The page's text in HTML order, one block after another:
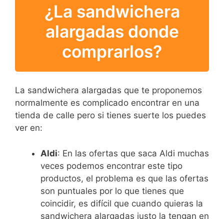
¿La sandwichera
alargadas donde
comprarlos?
La sandwichera alargadas que te proponemos
normalmente es complicado encontrar en una
tienda de calle pero si tienes suerte los puedes
ver en:
Aldi: En las ofertas que saca Aldi muchas
veces podemos encontrar este tipo
productos, el problema es que las ofertas
son puntuales por lo que tienes que
coincidir, es difícil que cuando quieras la
sandwichera alargadas justo la tengan en